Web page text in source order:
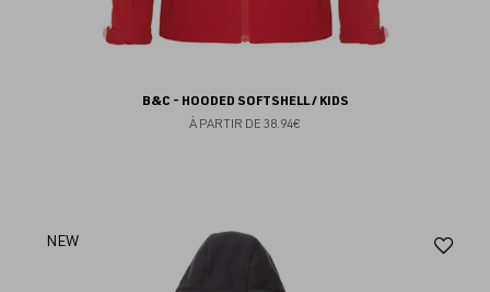
B&C - HOODED SOFTSHELL / KIDS
À PARTIR DE 38.94€
NEW